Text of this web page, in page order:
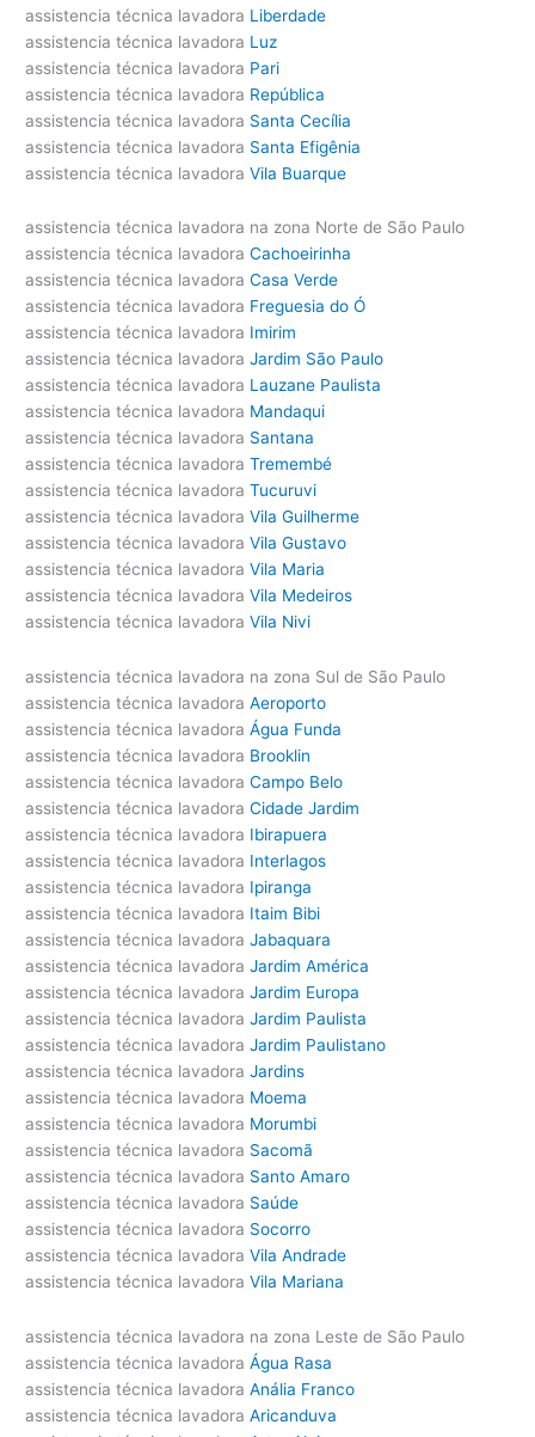
assistencia técnica lavadora Liberdade
assistencia técnica lavadora Luz
assistencia técnica lavadora Pari
assistencia técnica lavadora República
assistencia técnica lavadora Santa Cecília
assistencia técnica lavadora Santa Efigênia
assistencia técnica lavadora Vila Buarque
assistencia técnica lavadora na zona Norte de São Paulo
assistencia técnica lavadora Cachoeirinha
assistencia técnica lavadora Casa Verde
assistencia técnica lavadora Freguesia do Ó
assistencia técnica lavadora Imirim
assistencia técnica lavadora Jardim São Paulo
assistencia técnica lavadora Lauzane Paulista
assistencia técnica lavadora Mandaqui
assistencia técnica lavadora Santana
assistencia técnica lavadora Tremembé
assistencia técnica lavadora Tucuruvi
assistencia técnica lavadora Vila Guilherme
assistencia técnica lavadora Vila Gustavo
assistencia técnica lavadora Vila Maria
assistencia técnica lavadora Vila Medeiros
assistencia técnica lavadora Vila Nivi
assistencia técnica lavadora na zona Sul de São Paulo
assistencia técnica lavadora Aeroporto
assistencia técnica lavadora Água Funda
assistencia técnica lavadora Brooklin
assistencia técnica lavadora Campo Belo
assistencia técnica lavadora Cidade Jardim
assistencia técnica lavadora Ibirapuera
assistencia técnica lavadora Interlagos
assistencia técnica lavadora Ipiranga
assistencia técnica lavadora Itaim Bibi
assistencia técnica lavadora Jabaquara
assistencia técnica lavadora Jardim América
assistencia técnica lavadora Jardim Europa
assistencia técnica lavadora Jardim Paulista
assistencia técnica lavadora Jardim Paulistano
assistencia técnica lavadora Jardins
assistencia técnica lavadora Moema
assistencia técnica lavadora Morumbi
assistencia técnica lavadora Sacomã
assistencia técnica lavadora Santo Amaro
assistencia técnica lavadora Saúde
assistencia técnica lavadora Socorro
assistencia técnica lavadora Vila Andrade
assistencia técnica lavadora Vila Mariana
assistencia técnica lavadora na zona Leste de São Paulo
assistencia técnica lavadora Água Rasa
assistencia técnica lavadora Anália Franco
assistencia técnica lavadora Aricanduva